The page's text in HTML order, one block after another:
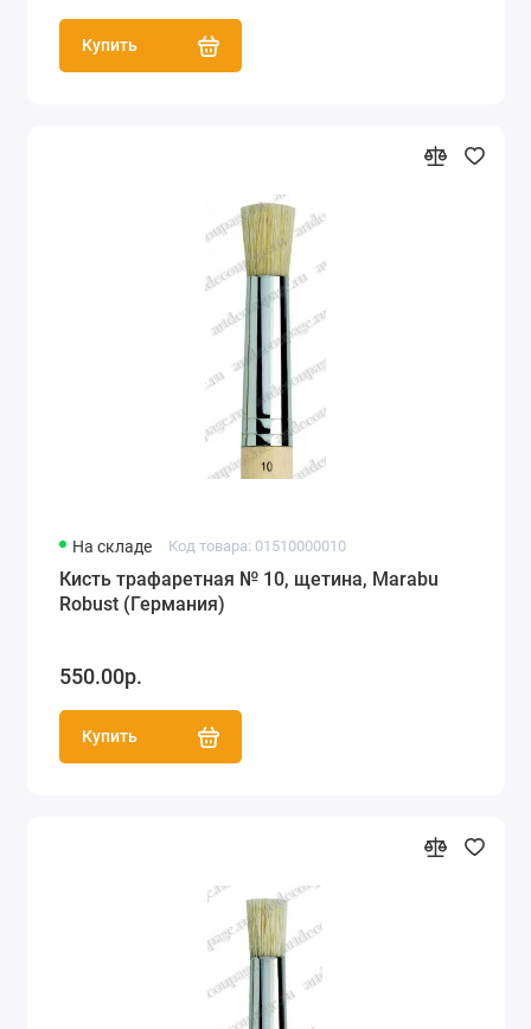
Купить
На складе Код товара: 01510000010
Кисть трафаретная № 10, щетина, Marabu
Robust (Германия)
550.00р.
Купить